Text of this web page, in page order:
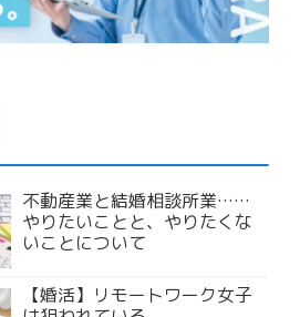
不動産業と結婚相談所業……
やりたいことと、やりたくな
いことについて
【婚活】リモートワーク女子